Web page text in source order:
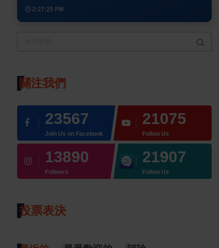
🕒 2:27:25 PM
關注我們
23567
Join Us on Facebook
21075
Follow Us
13890
Follwers
21907
Follow Us
投票表決